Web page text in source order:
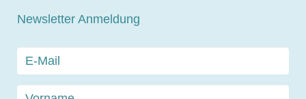
Newsletter Anmeldung